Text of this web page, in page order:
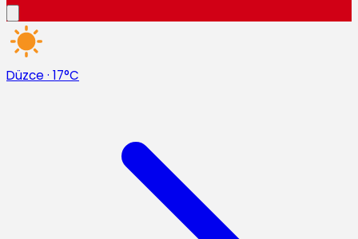
Düzce · 17°C